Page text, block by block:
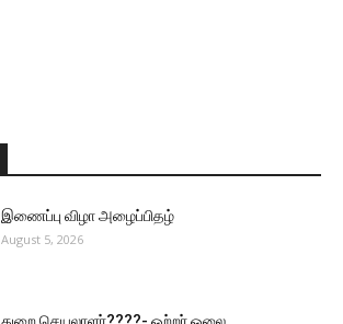
இணைப்பு விழா அழைப்பிதழ்
August 5, 2026